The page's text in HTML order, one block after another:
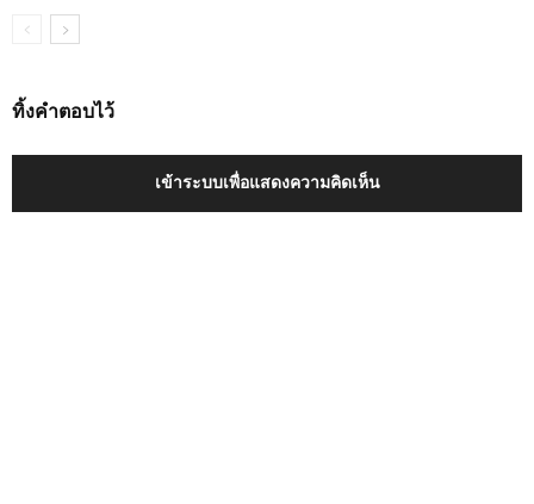
ทิ้งคำตอบไว้
เข้าระบบเพื่อแสดงความคิดเห็น